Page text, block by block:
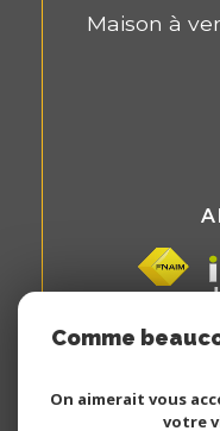
Maison à
Comme
On aimerait vous
votre